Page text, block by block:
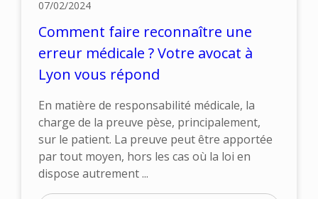
07/02/2024
Comment faire reconnaître une
erreur médicale ? Votre avocat à
Lyon vous répond
En matière de responsabilité médicale, la
charge de la preuve pèse, principalement,
sur le patient. La preuve peut être apportée
par tout moyen, hors les cas où la loi en
dispose autrement ...